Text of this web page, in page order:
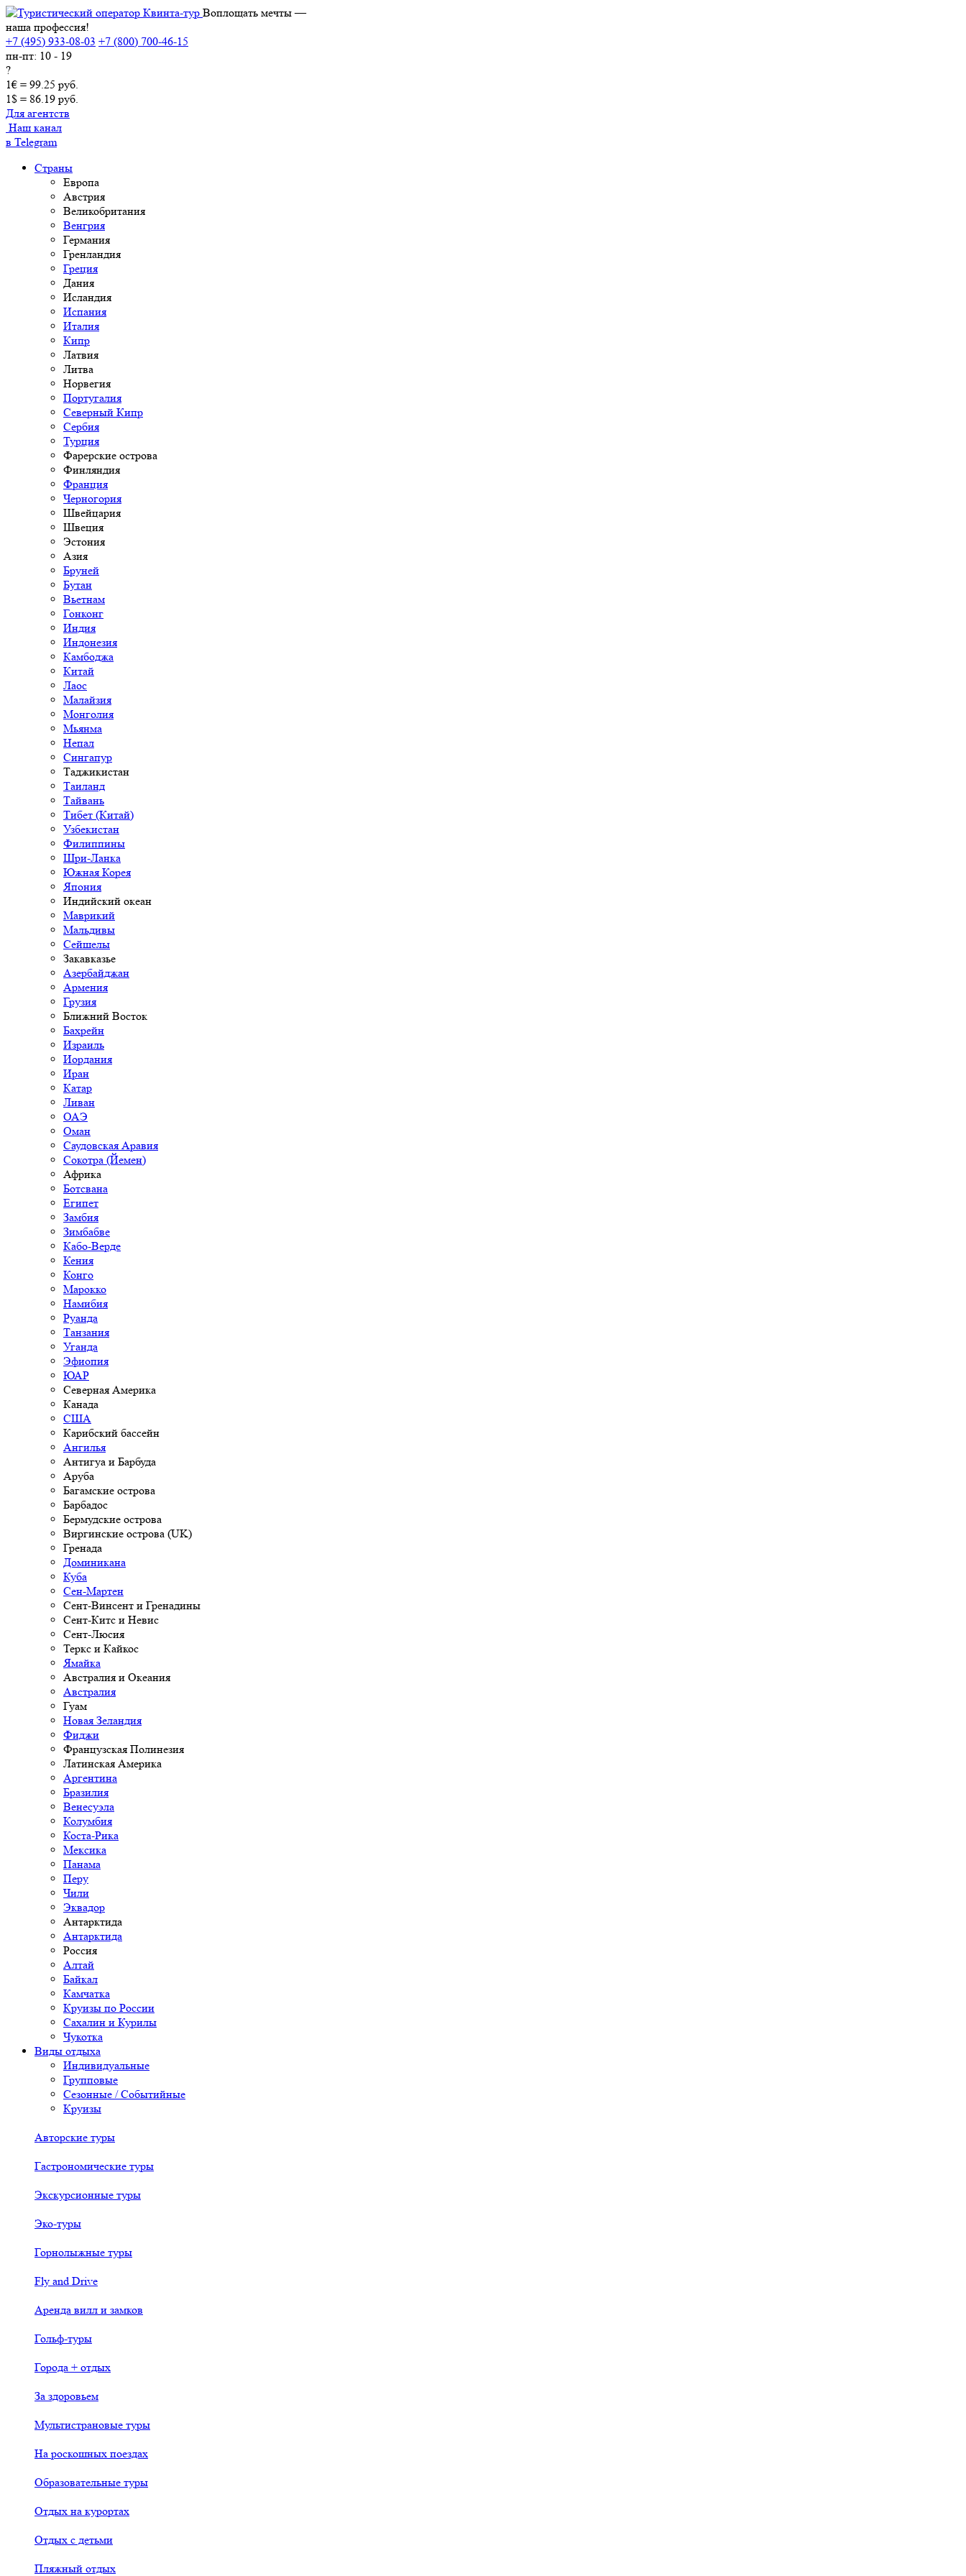
Воплощать мечты —
наша профессия!
+7 (495) 933-08-03 +7 (800) 700-46-15
пн-пт: 10 - 19
?
1€ = 99.25 руб.
1$ = 86.19 руб.
Для агентств
Наш канал
в Telegram
Страны
Европа
Австрия
Великобритания
Венгрия
Германия
Гренландия
Греция
Дания
Исландия
Испания
Италия
Кипр
Латвия
Литва
Норвегия
Португалия
Северный Кипр
Сербия
Турция
Фарерские острова
Финляндия
Франция
Черногория
Швейцария
Швеция
Эстония
Азия
Бруней
Бутан
Вьетнам
Гонконг
Индия
Индонезия
Камбоджа
Китай
Лаос
Малайзия
Монголия
Мьянма
Непал
Сингапур
Таджикистан
Таиланд
Тайвань
Тибет (Китай)
Узбекистан
Филиппины
Шри-Ланка
Южная Корея
Япония
Индийский океан
Маврикий
Мальдивы
Сейшелы
Закавказье
Азербайджан
Армения
Грузия
Ближний Восток
Бахрейн
Израиль
Иордания
Иран
Катар
Ливан
ОАЭ
Оман
Саудовская Аравия
Сокотра (Йемен)
Африка
Ботсвана
Египет
Замбия
Зимбабве
Кабо-Верде
Кения
Конго
Марокко
Намибия
Руанда
Танзания
Уганда
Эфиопия
ЮАР
Северная Америка
Канада
США
Карибский бассейн
Ангилья
Антигуа и Барбуда
Аруба
Багамские острова
Барбадос
Бермудские острова
Виргинские острова (UK)
Гренада
Доминикана
Куба
Сен-Мартен
Сент-Винсент и Гренадины
Сент-Китс и Невис
Сент-Люсия
Теркс и Кайкос
Ямайка
Австралия и Океания
Австралия
Гуам
Новая Зеландия
Фиджи
Французская Полинезия
Латинская Америка
Аргентина
Бразилия
Венесуэла
Колумбия
Коста-Рика
Мексика
Панама
Перу
Чили
Эквадор
Антарктида
Антарктида
Россия
Алтай
Байкал
Камчатка
Круизы по России
Сахалин и Курилы
Чукотка
Виды отдыха
Индивидуальные
Групповые
Сезонные / Событийные
Круизы
Авторские туры
Гастрономические туры
Экскурсионные туры
Эко-туры
Горнолыжные туры
Fly and Drive
Аренда вилл и замков
Гольф-туры
Города + отдых
За здоровьем
Мультистрановые туры
На роскошных поездах
Образовательные туры
Отдых на курортах
Отдых с детьми
Пляжный отдых